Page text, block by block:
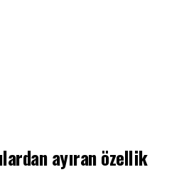
ayıran özellik